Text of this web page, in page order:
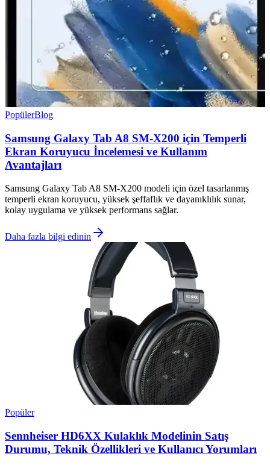
PopülerBlog
Samsung Galaxy Tab A8 SM-X200 için Temperli
Ekran Koruyucu İncelemesi ve Kullanım
Avantajları
Samsung Galaxy Tab A8 SM-X200 modeli için özel tasarlanmış
temperli ekran koruyucu, yüksek şeffaflık ve dayanıklılık sunar,
kolay uygulama ve yüksek performans sağlar.
Daha fazla bilgi edinin
Popüler
Sennheiser HD6XX Kulaklık Modelinin Satış
Durumu, Teknik Özellikleri ve Kullanıcı Yorumları